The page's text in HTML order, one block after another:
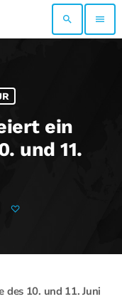
search menu
ein
und 11.
des 10. und 11. Juni